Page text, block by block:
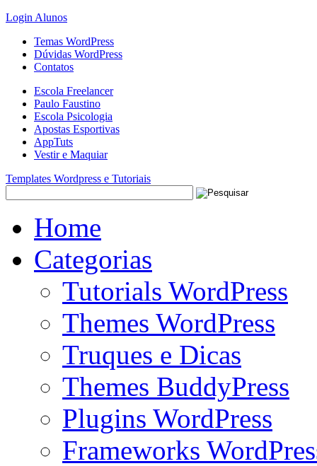
Login Alunos
Temas WordPress
Dúvidas WordPress
Contatos
Escola Freelancer
Paulo Faustino
Escola Psicologia
Apostas Esportivas
AppTuts
Vestir e Maquiar
Templates Wordpress e Tutoriais
Home
Categorias
Tutorials WordPress
Themes WordPress
Truques e Dicas
Themes BuddyPress
Plugins WordPress
Frameworks